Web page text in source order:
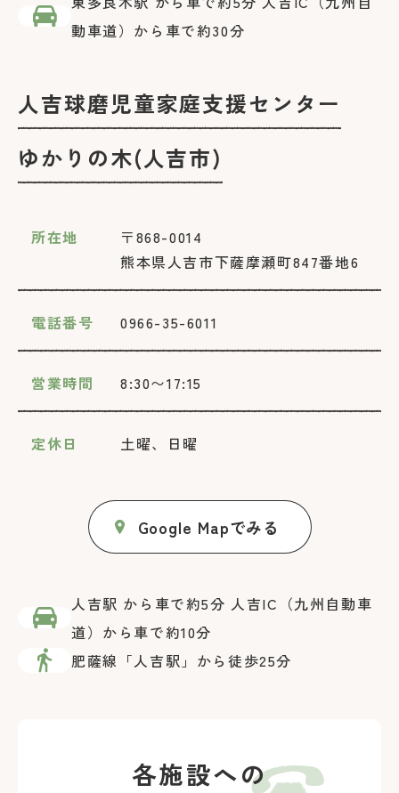
動車道）から車で約30分
人吉球磨児童家庭支援センター
ゆかりの木(人吉市)
所在地
〒868-0014
熊本県人吉市下薩摩瀬町847番地6
電話番号 0966-35-6011
営業時間 8:30〜17:15
定休日 土曜、日曜
Google Mapでみる
人吉駅 から車で約5分人吉IC（九州自動車
道）から車で約10分
肥薩線「人吉駅」から徒歩25分
各施設への